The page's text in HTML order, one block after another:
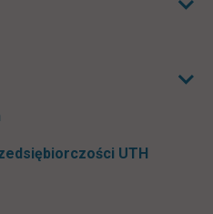
Rozwiń podmenu
UTH